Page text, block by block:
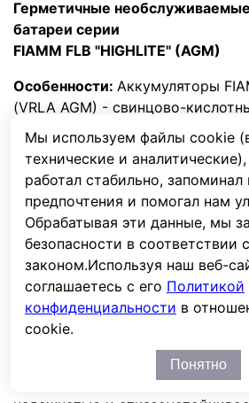
Мы используем файлы cookie
технические и
работал стабильно, запоминал
предпочтения и помогал нам
Обрабатывая эти данные, мы
безопасности в соответствии с
законом.Используя наш веб-
соглашаетесь с его Политикой
конфиденциальности в
cookie.
Понятно
Герметичные
батареи серии
FIAMM FLB "HIGHLITE" (AGM)
Особенности: Аккумуляторы
(VRLA AGM) - свинцово-
емкостью от 26Ач до 235Ач и
Серия FLB благодаря своим
характеристикам является
для применения в
питания особо важных
ЦОДы, крупные офисы и
предприятия. Аккумуляторы FLB
быстрого разряда высокоми
длительного разряда малыми и
Обладают продолжительным
лет при температуре 20°C
80%). Благодаря минимальному
корозии на пластинах,